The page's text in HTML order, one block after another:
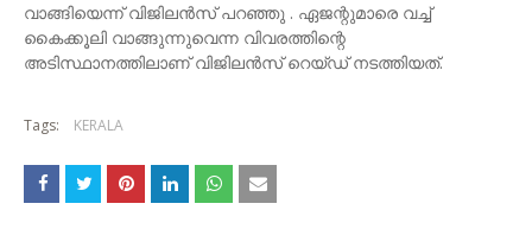
വാങ്ങിയെന്ന് വിജിലൻസ് പറഞ്ഞു . ഏജന്റുമാരെ വച്ച്
കൈക്കൂലി വാങ്ങുന്നുവെന്ന വിവരത്തിന്റെ
അടിസ്ഥാനത്തിലാണ് വിജിലൻസ് റെയ്ഡ് നടത്തിയത്.
Tags: KERALA